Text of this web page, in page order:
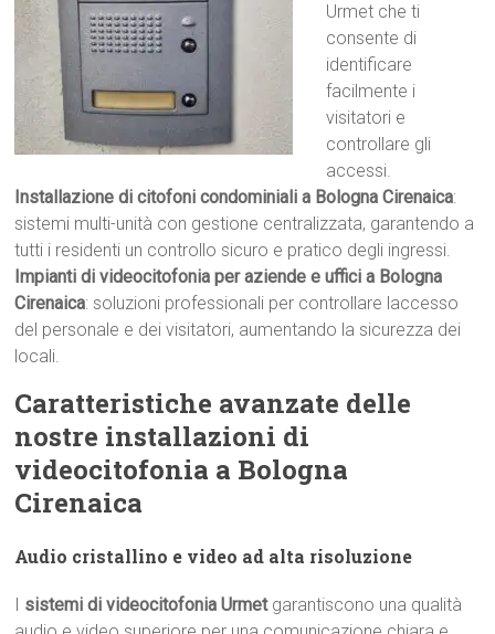
Urmet che ti
consente di
identificare
facilmente i
visitatori e
controllare gli
accessi.
Installazione di citofoni condominiali a Bologna Cirenaica:
sistemi multi-unità con gestione centralizzata, garantendo a
tutti i residenti un controllo sicuro e pratico degli ingressi.
Impianti di videocitofonia per aziende e uffici a Bologna
Cirenaica: soluzioni professionali per controllare laccesso
del personale e dei visitatori, aumentando la sicurezza dei
locali.
Caratteristiche avanzate delle
nostre installazioni di
videocitofonia a Bologna
Cirenaica
Audio cristallino e video ad alta risoluzione
I sistemi di videocitofonia Urmetgarantiscono una qualità